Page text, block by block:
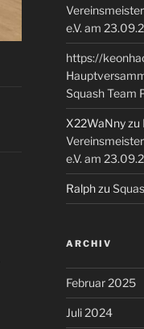
e.V. am
https://
Squash Team
X22WaNnyzu
e.V. am
Ralphzu
ARCHIV
Februar 2025
Juli 2024